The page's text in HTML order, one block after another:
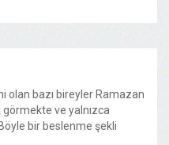
olan bazı bireyler Ramazan
görmekte ve yalnızca
bir beslenme şekli